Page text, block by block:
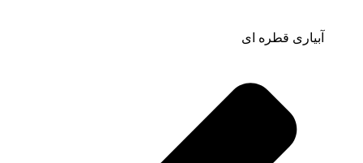
آبیاری قطره ای